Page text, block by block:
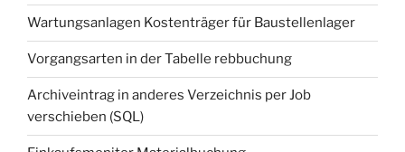
Wartungsanlagen Kostenträger für Baustellenlager
Vorgangsarten in der Tabelle rebbuchung
Archiveintrag in anderes Verzeichnis per Job
verschieben (SQL)